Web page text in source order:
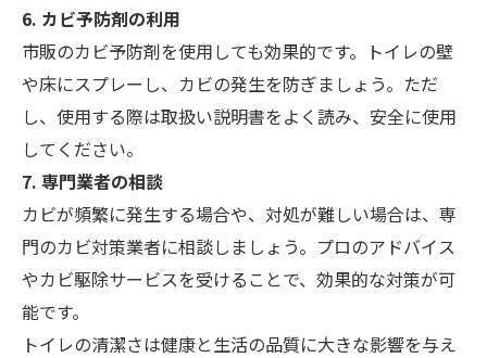
6. カビ予防剤の利用
市販のカビ予防剤を使用しても効果的です。トイレの壁
や床にスプレーし、カビの発生を防ぎましょう。ただ
し、使用する際は取扱い説明書をよく読み、安全に使用
してください。
7. 専門業者の相談
カビが頻繁に発生する場合や、対処が難しい場合は、専
門のカビ対策業者に相談しましょう。プロのアドバイス
やカビ駆除サービスを受けることで、効果的な対策が可
能です。
トイレの清潔さは健康と生活の品質に大きな影響を与え